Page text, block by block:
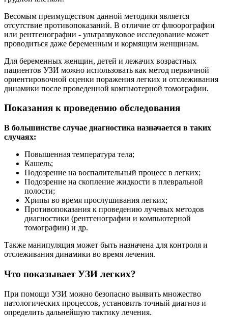
Весомым преимуществом данной методики является
отсутствие противопоказаний. В отличие от флюорографии
или рентгенографии - ультразвуковое исследование может
проводиться даже беременным и кормящим женщинам.
Для беременных женщин, детей и лежачих возрастных
пациентов УЗИ можно использовать как метод первичной
ориентировочной оценки поражения легких и отслеживания
динамики после проведенной компьютерной томографии.
Показания к проведению обследования
В большинстве случае диагностика назначается в таких
случаях:
Повышенная температура тела;
Кашель;
Подозрение на воспалительный процесс в легких;
Подозрение на скопление жидкости в плевральной
полости;
Хрипы во время прослушивания легких;
Противопоказания к проведению лучевых методов
диагностики (рентгенографии и компьютерной
томографии) и др.
Также манипуляция может быть назначена для контроля и
отслеживания динамики во время лечения.
Что показывает УЗИ легких?
При помощи УЗИ можно безопасно выявить множество
патологических процессов, установить точный диагноз и
определить дальнейшую тактику лечения.